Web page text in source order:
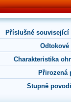
Příslušné
Odtokové
Charakteristika
Přirozená
Stupně